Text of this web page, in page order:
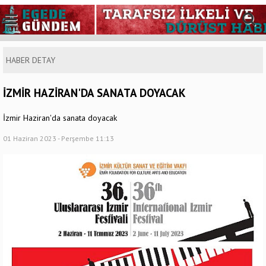
HABER DETAY
İZMİR HAZİRAN'DA SANATA DOYACAK
İzmir Haziran'da sanata doyacak
01 Haziran 2023 - Perşembe 11:13